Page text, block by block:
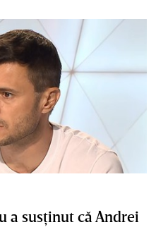
a susţinut că Andrei